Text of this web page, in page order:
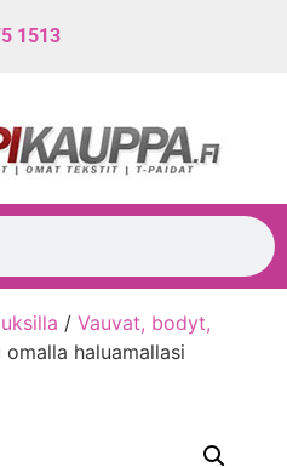
1513
/ Vauvat, bodyt,
haluamallasi